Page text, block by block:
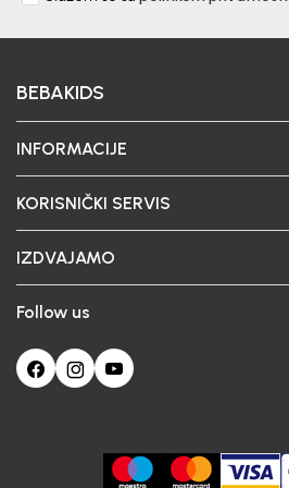
BEBAKIDS
INFORMACIJE
KORISNIČKI SERVIS
IZDVAJAMO
Follow us